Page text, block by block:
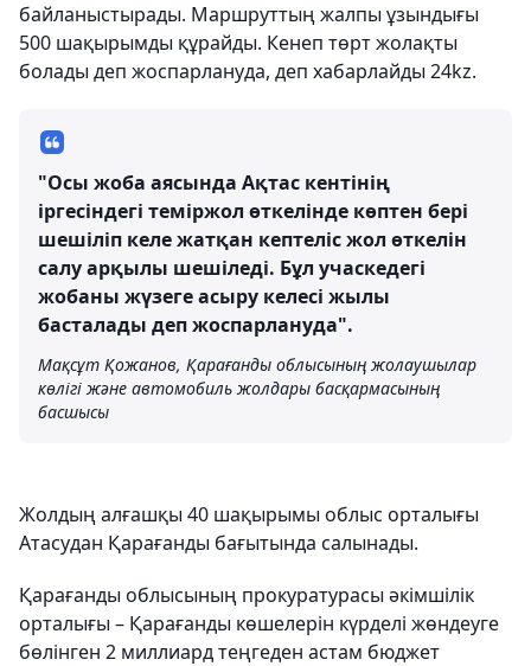
байланыстырады. Маршруттың жалпы ұзындығы
500 шақырымды құрайды. Кенеп төрт жолақты
болады деп жоспарлануда, деп хабарлайды 24kz.
"Осы жоба аясында Ақтас кентінің
іргесіндегі теміржол өткелінде көптен бері
шешіліп келе жатқан кептеліс жол өткелін
салу арқылы шешіледі. Бұл учаскедегі
жобаны жүзеге асыру келесі жылы
басталады деп жоспарлануда".
Мақсұт Қожанов, Қарағанды ​​облысының жолаушылар
көлігі және автомобиль жолдары басқармасының
басшысы
Жолдың алғашқы 40 шақырымы облыс орталығы
Атасудан Қарағанды ​​бағытында салынады.
Қарағанды ​​облысының прокуратурасы әкімшілік
орталығы – Қарағанды ​​көшелерін күрделі жөндеуге
бөлінген 2 миллиард теңгеден астам бюджет